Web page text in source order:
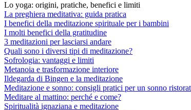
Lo yoga: origini, pratiche, benefici e limiti
La preghiera meditativa: guida pratica
I benefici della meditazione spirituale per i bambini
I molti benefici della gratitudine
3 meditazioni per lasciarsi andare
Quali sono i diversi tipi di meditazione?
Sofrologia: vantaggi e limiti
Metanoia e trasformazione interiore
Ildegarda di Bingen e la meditazione
Meditazione e sonno: consigli pratici per un sonno
Meditare al mattino: perché e come?
Spiritualità ignaziana e meditazione